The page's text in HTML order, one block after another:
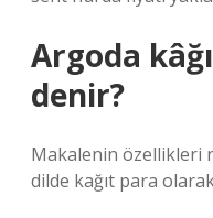
Argoda
denir?
Makalenin özellikleri
dilde kağıt para